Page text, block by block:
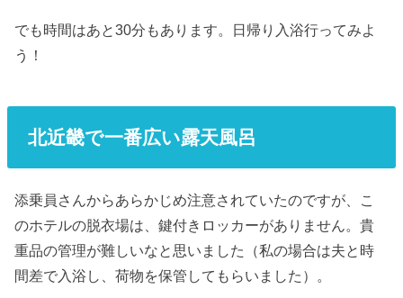
でも時間はあと30分もあります。日帰り入浴行ってみよ
う！
北近畿で一番広い露天風呂
添乗員さんからあらかじめ注意されていたのですが、こ
のホテルの脱衣場は、鍵付きロッカーがありません。貴
重品の管理が難しいなと思いました（私の場合は夫と時
間差で入浴し、荷物を保管してもらいました）。